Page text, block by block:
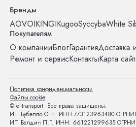
Бренды
AOVOIKINGIKugooSyccybaWhite
Покупателям
О компанииБлогГарантияДоставка
Ремонт и сервисКонтактыКарта
© el-transport Все права защищены.
ИП Бубелло О.Н. ИНН 773123963480
ИП Балдин П.Г. ИНН: 661221299635
Политика конфиденциальности
Файлы cookie